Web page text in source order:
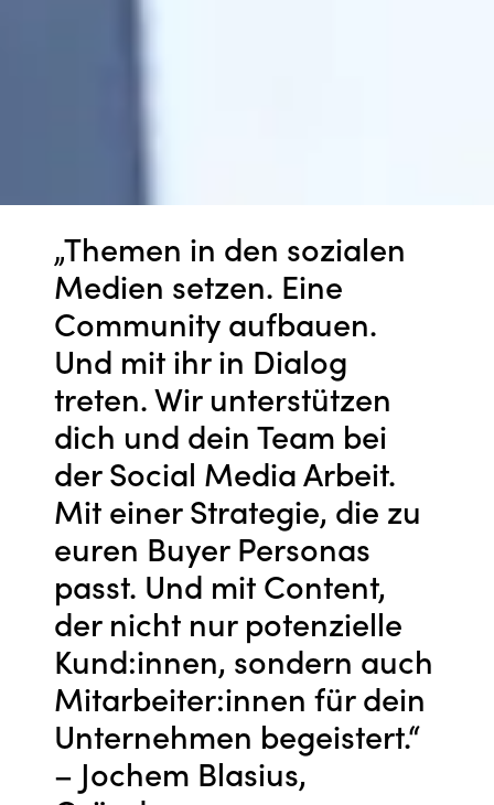
„Themen in den sozialen
Medien setzen. Eine
Community aufbauen.
Und mit ihr in Dialog
treten. Wir unterstützen
dich und dein Team bei
der Social Media Arbeit.
Mit einer Strategie, die zu
euren Buyer Personas
passt. Und mit Content,
der nicht nur potenzielle
Kund:innen, sondern auch
Mitarbeiter:innen für dein
Unternehmen begeistert.“
– Jochem Blasius,